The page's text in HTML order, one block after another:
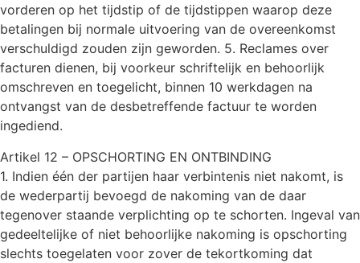
vorderen op het tijdstip of de tijdstippen waarop deze
betalingen bij normale uitvoering van de overeenkomst
verschuldigd zouden zijn geworden. 5. Reclames over
facturen dienen, bij voorkeur schriftelijk en behoorlijk
omschreven en toegelicht, binnen 10 werkdagen na
ontvangst van de desbetreffende factuur te worden
ingediend.
Artikel 12 – OPSCHORTING EN ONTBINDING
1. Indien één der partijen haar verbintenis niet nakomt, is
de wederpartij bevoegd de nakoming van de daar
tegenover staande verplichting op te schorten. Ingeval van
gedeeltelijke of niet behoorlijke nakoming is opschorting
slechts toegelaten voor zover de tekortkoming dat